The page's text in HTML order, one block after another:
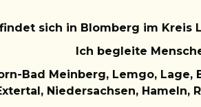
sich in Blomberg im Kreis
Ich begleite
Bad Meinberg, Lemgo, Lage,
Niedersachsen, Hameln,